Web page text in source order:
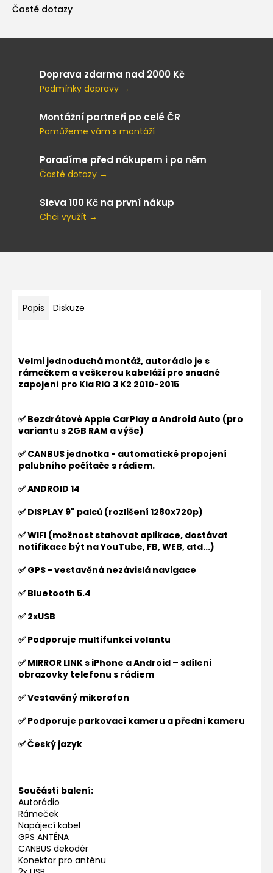
Časté dotazy
Doprava zdarma nad 2000 Kč
Podmínky dopravy →
Montážní partneři po celé ČR
Pomůžeme vám s montáží
Poradíme před nákupem i po něm
Časté dotazy →
Sleva 100 Kč na první nákup
Chci využít →
Popis Diskuze
Velmi jednoduchá montáž, autorádio je s
rámečkem a veškerou kabeláží pro snadné
zapojení pro Kia RIO 3 K2 2010-2015
✅ Bezdrátové Apple CarPlay a Android Auto (pro
variantu s 2GB RAM a výše)
✅ CANBUS jednotka - automatické propojení
palubního počítače s rádiem.
✅ ANDROID 14
✅ DISPLAY 9" palců (rozlišení 1280x720p)
✅ WIFI (možnost stahovat aplikace, dostávat
notifikace být na YouTube, FB, WEB, atd...)
✅ GPS - vestavěná nezávislá navigace
✅ Bluetooth 5.4
✅ 2xUSB
✅ Podporuje multifunkci volantu
✅ MIRROR LINK s iPhone a Android – sdílení
obrazovky telefonu s rádiem
✅ Vestavěný mikorofon
✅ Podporuje parkovací kameru a přední kameru
✅ Český jazyk
Součástí balení:
Autorádio
Rámeček
Napájecí kabel
GPS ANTÉNA
CANBUS dekodér
Konektor pro anténu